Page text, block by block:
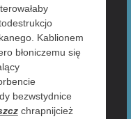
Kablionem
błoniczemu się
bezwstydnice
chrapnijcież